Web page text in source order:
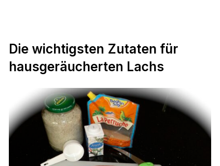
Die wichtigsten Zutaten für
hausgeräucherten Lachs